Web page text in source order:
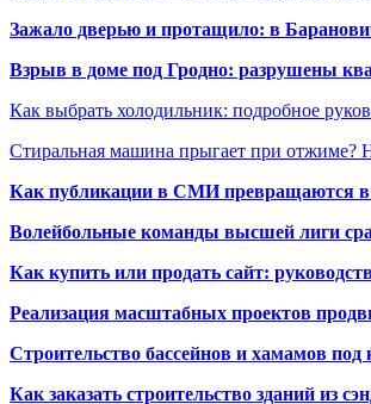
Зажало дверью и протащило: в
Взрыв в доме под Гродно: разрушены
Как выбрать холодильник: подробное
Стиральная машина прыгает при отжиме?
Как публикации в СМИ превращаются в
Волейбольные команды высшей лиги
Как купить или продать сайт:
Реализация масштабных проектов
Строительство бассейнов и хамамов
Как заказать строительство зданий из